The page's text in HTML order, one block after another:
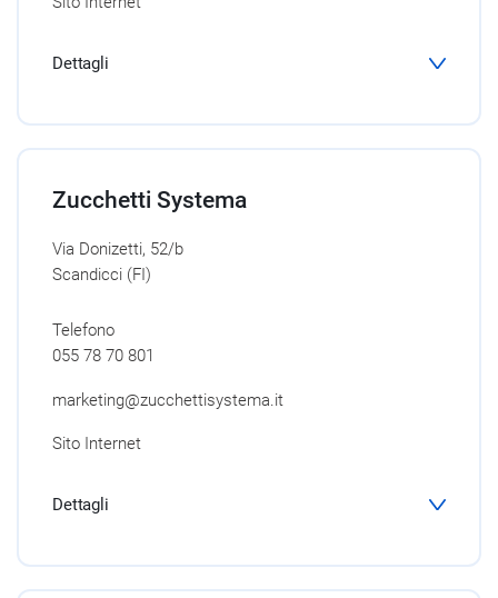
Dettagli
Zucchetti Systema
Via Donizetti, 52/b
Scandicci (FI)
Telefono
055 78 70 801
marketing@zucchettisystema.it
Sito Internet
Dettagli